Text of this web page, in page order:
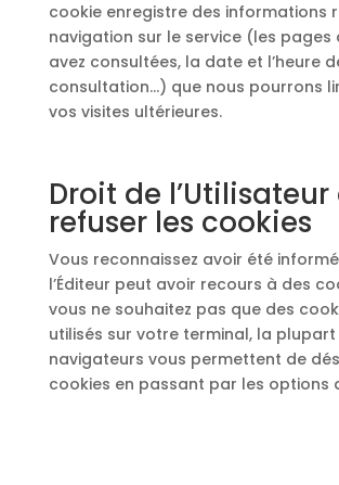
cookie enregistre des informations
navigation sur le service (les pages
avez consultées, la date et l’heure
consultation…) que nous pourrons
vos visites ultérieures.
Droit de l’Utilisateur
refuser les cookies
Vous reconnaissez avoir été
l’Éditeur peut avoir recours à des
vous ne souhaitez pas que des
utilisés sur votre terminal, la plupart
navigateurs vous permettent de
cookies en passant par les options